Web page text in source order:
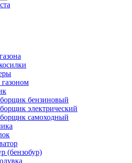
газоном
бензиновый
электрический
самоходный
(бензобур)